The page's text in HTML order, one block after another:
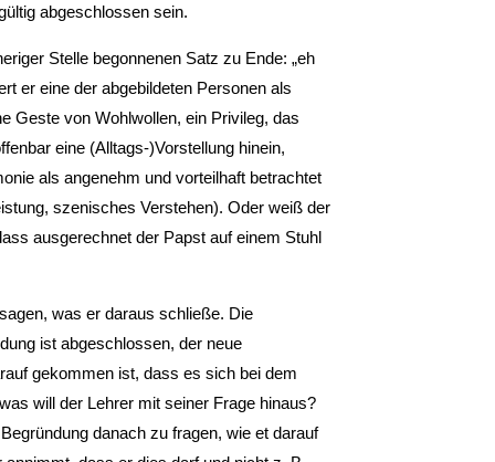
abgeschlossen sein.
Stelle begonnenen Satz zu Ende: „eh
er eine der abgebildeten Personen als
Geste von Wohlwollen, ein Privileg, das
eine (Alltags-)Vorstellung hinein,
als angenehm und vorteilhaft betrachtet
szenisches Verstehen). Oder weiß der
ausgerechnet der Papst auf einem Stuhl
was er daraus schließe. Die
ist abgeschlossen, der neue
gekommen ist, dass es sich bei dem
will der Lehrer mit seiner Frage hinaus?
danach zu fragen, wie et darauf